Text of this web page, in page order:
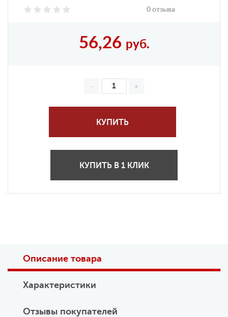
0 отзыва
56,26 руб.
КУПИТЬ
КУПИТЬ В 1 КЛИК
Описание товара
Характеристики
Отзывы покупателей